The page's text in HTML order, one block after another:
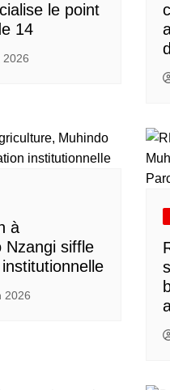
le point
14
2026
à
Nzangi siffle
2026